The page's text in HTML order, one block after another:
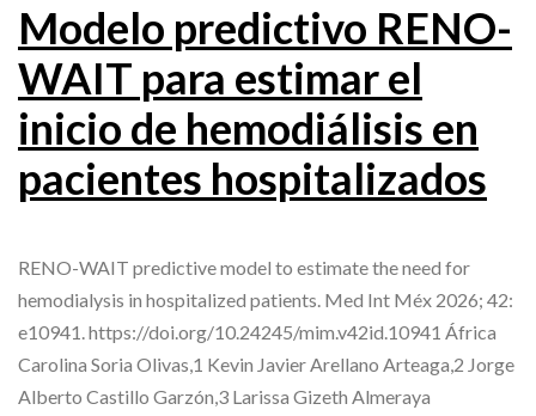
Modelo predictivo RENO-
WAIT para estimar el
inicio de hemodiálisis en
pacientes hospitalizados
RENO-WAIT predictive model to estimate the need for
hemodialysis in hospitalized patients. Med Int Méx 2026; 42:
e10941. https://doi.org/10.24245/mim.v42id.10941 África
Carolina Soria Olivas,1 Kevin Javier Arellano Arteaga,2 Jorge
Alberto Castillo Garzón,3 Larissa Gizeth Almeraya